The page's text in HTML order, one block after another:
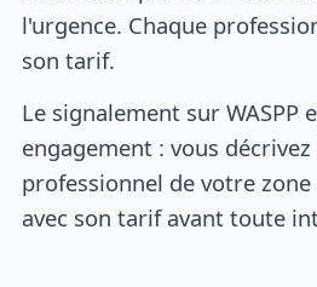
l'urgence. Chaque
son tarif.
Le signalement sur WASPP
engagement : vous
professionnel de votre
avec son tarif avant toute